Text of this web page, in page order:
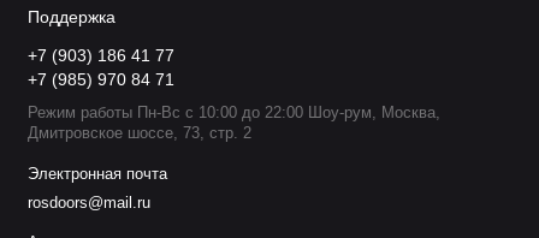
Поддержка
+7 (903) 186 41 77
+7 (985) 970 84 71
Режим работы Пн-Вс с 10:00 до 22:00 Шоу-рум, Москва,
Дмитровское шоссе, 73, стр. 2
Электронная почта
rosdoors@mail.ru